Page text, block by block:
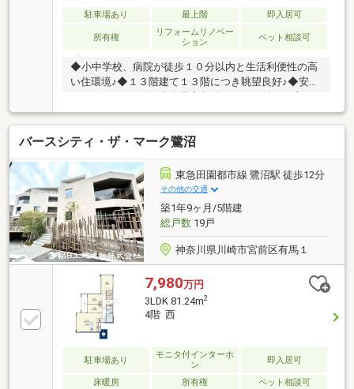
駐車場あり 最上階 即入居可
所有権
リフォームリノベー
ション
ペット相談可
◆小中学校、病院が徒歩１０分以内と生活利便性の高
い住環境♪◆１３階建て１３階につき眺望良好♪◆安心
住空間♪【株式会社リビングライフ】創業35年の信頼
で未公開情報多数のリビングライフがご紹介します。
宅建士×FP×住宅ローンアドバイザーの資格を併せ持つ
『ライフ・エキスパート・プランナー』がお客様の老
後も見据えたライフプランを無料作成。お気軽にご相
談下さい！☆物件のお問合せは〈0120-332-077〉☆
バースシティ・ザ・マーク鷺沼
東急田園都市線 鷺沼駅 徒歩12分
その他の交通
築1年9ヶ月/5階建
総戸数19戸
神奈川県川崎市宮前区有馬１
7,980万円
3LDK 81.24m2
4階 西
駐車場あり
モニタ付インターホ
ン
即入居可
床暖房 所有権 ペット相談可